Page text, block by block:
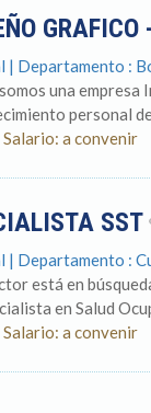
GRAFICO
| Departamento :
una
personal
a convenir
SST
| Departamento :
está en
en Salud
a convenir